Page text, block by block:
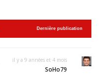
Dernière publication
il y a 9 années et 4 mois
SoHo79